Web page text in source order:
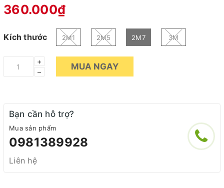
360.000₫
Kích thước 2M1 2M5 2M7 3M
+
–
MUA NGAY
Bạn cần hỗ trợ?
Mua sản phẩm
0981389928
Liên hệ